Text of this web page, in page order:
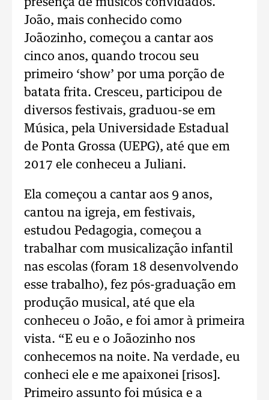
presença de músicos convidados.
João, mais conhecido como
Joãozinho, começou a cantar aos
cinco anos, quando trocou seu
primeiro ‘show’ por uma porção de
batata frita. Cresceu, participou de
diversos festivais, graduou-se em
Música, pela Universidade Estadual
de Ponta Grossa (UEPG), até que em
2017 ele conheceu a Juliani.
Ela começou a cantar aos 9 anos,
cantou na igreja, em festivais,
estudou Pedagogia, começou a
trabalhar com musicalização infantil
nas escolas (foram 18 desenvolvendo
esse trabalho), fez pós-graduação em
produção musical, até que ela
conheceu o João, e foi amor à primeira
vista. “E eu e o Joãozinho nos
conhecemos na noite. Na verdade, eu
conheci ele e me apaixonei [risos].
Primeiro assunto foi música e a